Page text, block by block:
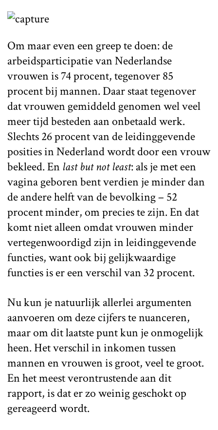
Om maar even een greep te doen: de
arbeidsparticipatie van Nederlandse
vrouwen is 74 procent, tegenover 85
procent bij mannen. Daar staat tegenover
dat vrouwen gemiddeld genomen wel veel
meer tijd besteden aan onbetaald werk.
Slechts 26 procent van de leidinggevende
posities in Nederland wordt door een vrouw
bekleed. En last but not least: als je met een
vagina geboren bent verdien je minder dan
de andere helft van de bevolking – 52
procent minder, om precies te zijn. En dat
komt niet alleen omdat vrouwen minder
vertegenwoordigd zijn in leidinggevende
functies, want ook bij gelijkwaardige
functies is er een verschil van 32 procent.
Nu kun je natuurlijk allerlei argumenten
aanvoeren om deze cijfers te nuanceren,
maar om dit laatste punt kun je onmogelijk
heen. Het verschil in inkomen tussen
mannen en vrouwen is groot, veel te groot.
En het meest verontrustende aan dit
rapport, is dat er zo weinig geschokt op
gereageerd wordt.